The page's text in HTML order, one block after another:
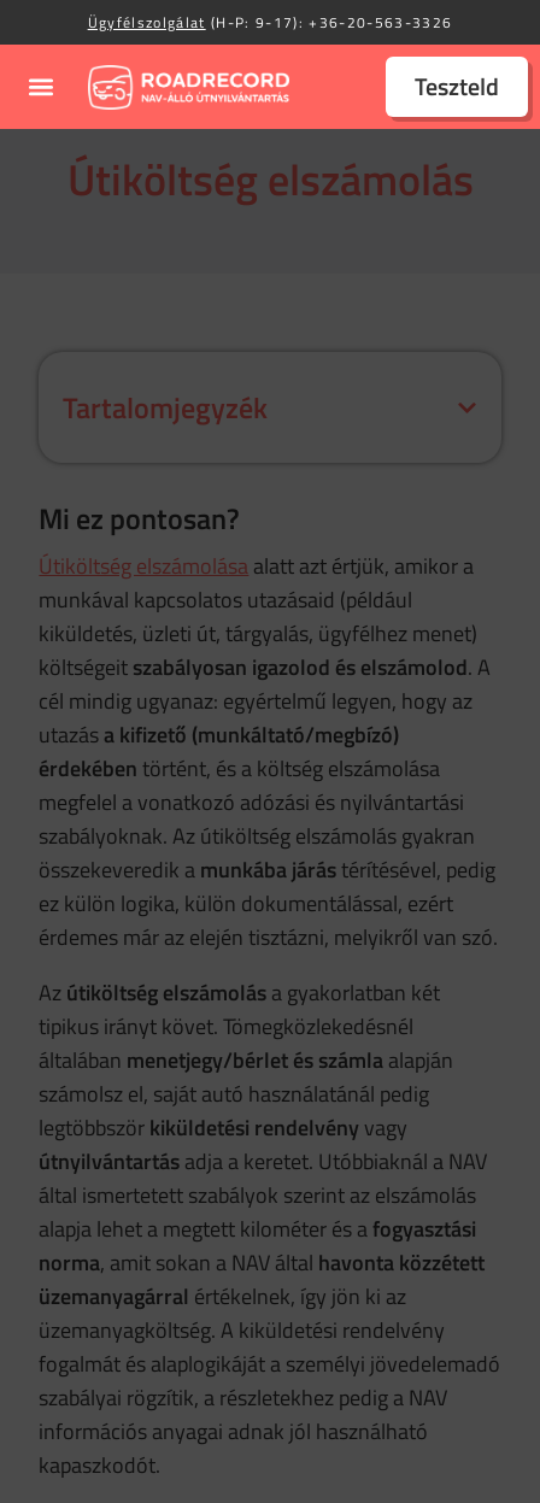
Ügyfélszolgálat (H-P: 9-17):+36-20-563-3326
Teszteld
Útiköltség elszámolás
Tartalomjegyzék
Mi ez pontosan?
Útiköltség elszámolásaalatt azt értjük, amikor a
munkával kapcsolatos utazásaid (például
kiküldetés, üzleti út, tárgyalás, ügyfélhez menet)
költségeitszabályosan igazolod és elszámolod. A
cél mindig ugyanaz: egyértelmű legyen, hogy az
utazása kifizető (munkáltató/megbízó)
érdekébentörtént, és a költség elszámolása
megfelel a vonatkozó adózási és nyilvántartási
szabályoknak. Az útiköltség elszámolás gyakran
összekeveredik amunkába járástérítésével, pedig
ez külön logika, külön dokumentálással, ezért
érdemes már az elején tisztázni, melyikről van szó.
Azútiköltség elszámolása gyakorlatban két
tipikus irányt követ. Tömegközlekedésnél
általában menetjegy/bérlet és számlaalapján
számolsz el, saját autó használatánál pedig
legtöbbszörkiküldetési rendelvényvagy
útnyilvántartásadja a keretet. Utóbbiaknál a NAV
által ismertetett szabályok szerint az elszámolás
alapja lehet a megtett kilométer és afogyasztási
norma, amit sokan a NAV által havonta közzétett
üzemanyagárral értékelnek, így jön ki az
üzemanyagköltség. A kiküldetési rendelvény
fogalmát és alaplogikáját a személyi jövedelemadó
szabályai rögzítik, a részletekhez pedig a NAV
információs anyagai adnak jól használható
kapaszkodót.